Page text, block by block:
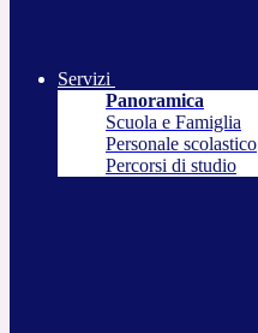
Servizi
Panoramica
Scuola e Famiglia
Personale scolastico
Percorsi di studio